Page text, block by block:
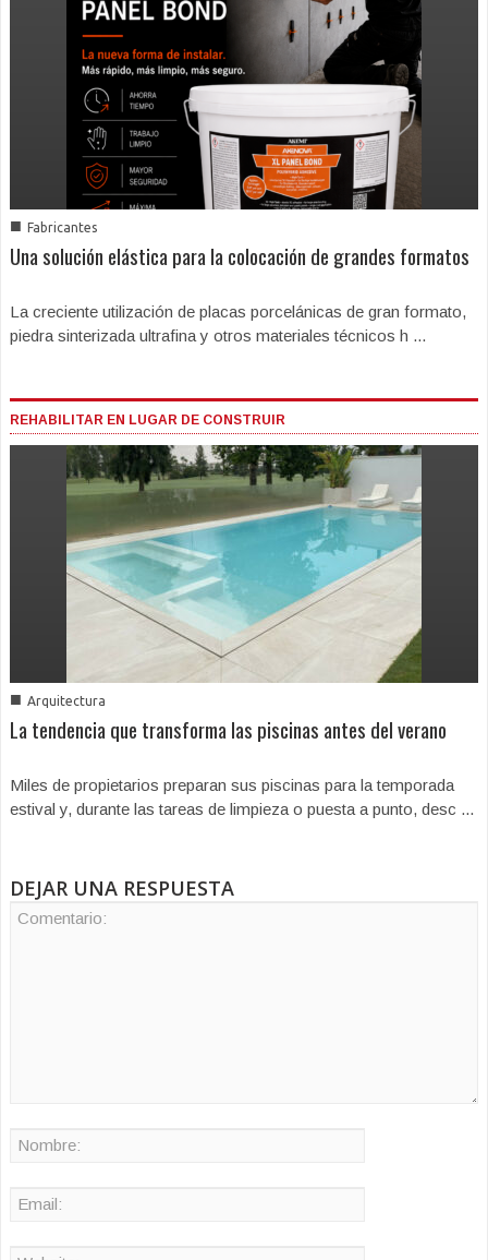
■ Fabricantes
Una solución elástica para la colocación de grandes formatos
La creciente utilización de placas porcelánicas de gran formato,
piedra sinterizada ultrafina y otros materiales técnicos h ...
REHABILITAR EN LUGAR DE CONSTRUIR
■ Arquitectura
La tendencia que transforma las piscinas antes del verano
Miles de propietarios preparan sus piscinas para la temporada
estival y, durante las tareas de limpieza o puesta a punto, desc ...
DEJAR UNA RESPUESTA